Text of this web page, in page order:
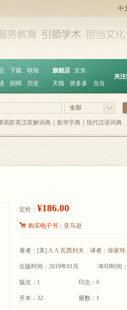
中
下载
联络
招聘 历史
旗舰店 京东
天猫
拼多多 当当
全部
高阶英汉双解词典 新华字典 现代汉语词典
定价： ¥186.00
购买电子书： 亚马逊
著者： [美] A.A.瓦西列夫 译者： 徐家玲
出版时间：2019年01月 本印时间
版次：1 印次：6
开本：32 册数：1